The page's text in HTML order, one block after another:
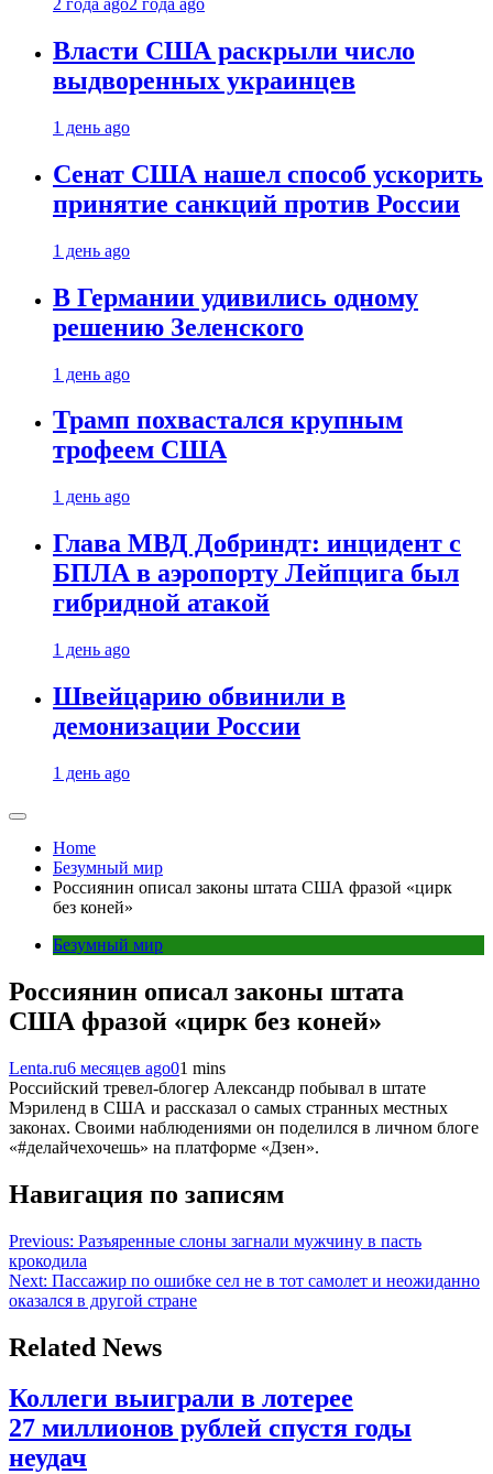
2 года ago2 года ago
Власти США раскрыли число
выдворенных украинцев
1 день ago
Сенат США нашел способ ускорить
принятие санкций против России
1 день ago
В Германии удивились одному
решению Зеленского
1 день ago
Трамп похвастался крупным
трофеем США
1 день ago
Глава МВД Добриндт: инцидент с
БПЛА в аэропорту Лейпцига был
гибридной атакой
1 день ago
Швейцарию обвинили в
демонизации России
1 день ago
Home
Безумный мир
Россиянин описал законы штата США фразой «цирк
без коней»
Безумный мир
Россиянин описал законы штата
США фразой «цирк без коней»
Lenta.ru6 месяцев ago01 mins
Российский тревел-блогер Александр побывал в штате
Мэриленд в США и рассказал о самых странных местных
законах. Своими наблюдениями он поделился в личном блоге
«#делайчехочешь» на платформе «Дзен».
Навигация по записям
Previous: Разъяренные слоны загнали мужчину в пасть
крокодила
Next: Пассажир по ошибке сел не в тот самолет и неожиданно
оказался в другой стране
Related News
Коллеги выиграли в лотерее
27 миллионов рублей спустя годы
неудач